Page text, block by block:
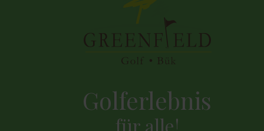
Golferlebnis
für alle!